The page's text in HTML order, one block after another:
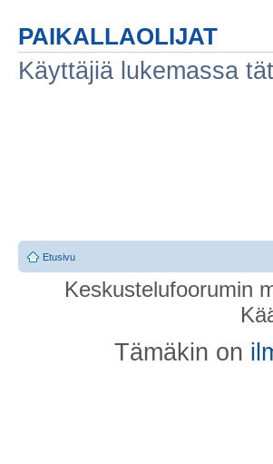
PAIKALLAOLIJAT
Käyttäjiä lukemassa
Etusivu
Keskustelufoorumin
Tämäkin on